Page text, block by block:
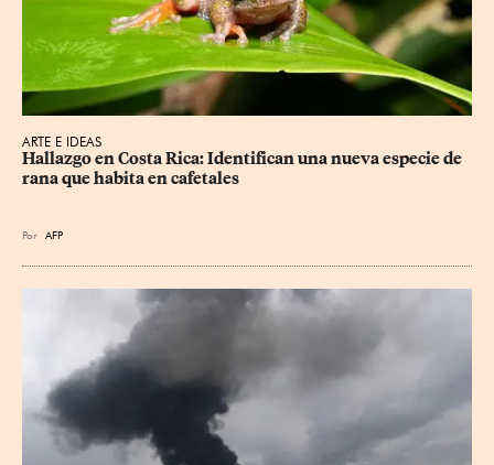
ARTE E IDEAS
Hallazgo en Costa Rica: Identifican una nueva especie de
rana que habita en cafetales
Por AFP